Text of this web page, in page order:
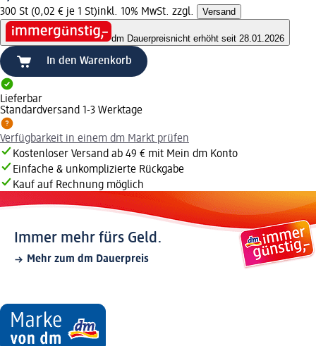
300 St (0,02 € je 1 St)inkl. 10% MwSt. zzgl. Versand
dm Dauerpreisnicht erhöht seit 28.01.2026
In den Warenkorb
Lieferbar
Standardversand 1-3 Werktage
Verfügbarkeit in einem dm Markt prüfen
Kostenloser Versand ab 49 € mit Mein dm Konto
Einfache & unkomplizierte Rückgabe
Kauf auf Rechnung möglich
Immer mehr fürs Geld.
Mehr zum dm Dauerpreis